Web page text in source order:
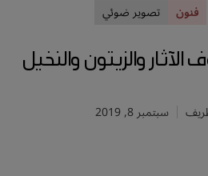
تصوير ضوئي
والزيتون والنخيل
سبتمبر 8, 2019